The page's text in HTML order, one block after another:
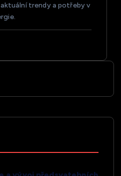
aktuální trendy a potřeby v